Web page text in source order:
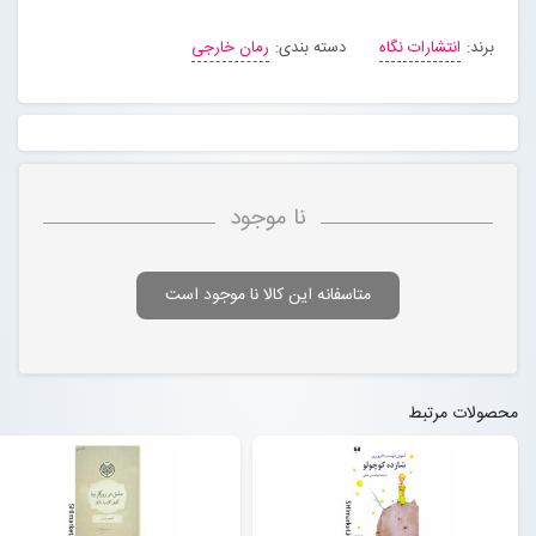
برند: انتشارات نگاه دسته بندی: رمان خارجی
نا موجود
متاسفانه این کالا نا موجود است
محصولات مرتبط